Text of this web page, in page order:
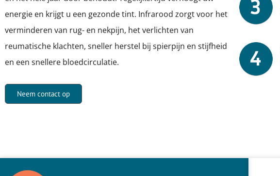
energie en krijgt u een gezonde tint. Infrarood zorgt voor het
verminderen van rug- en nekpijn, het verlichten van
reumatische klachten, sneller herstel bij spierpijn en stijfheid
en een snellere bloedcirculatie.
Neem contact op